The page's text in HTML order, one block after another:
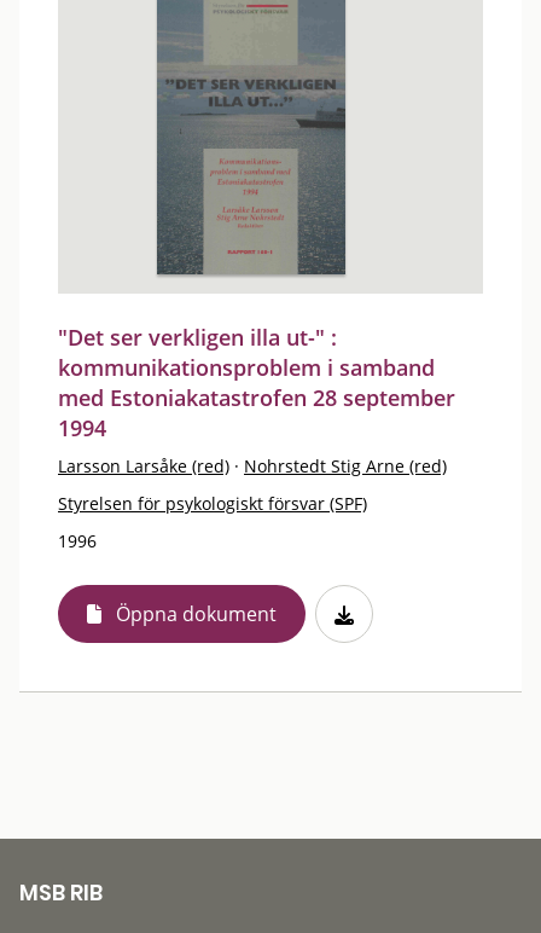
"Det ser verkligen illa ut-" :
kommunikationsproblem i samband
med Estoniakatastrofen 28 september
1994
Larsson Larsåke (red) · Nohrstedt Stig Arne (red)
Styrelsen för psykologiskt försvar (SPF)
1996
Öppna dokument
MSB RIB